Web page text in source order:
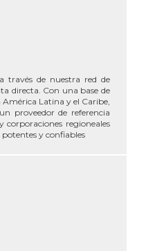
través de nuestra red de
directa. Con una base de
América Latina y el Caribe,
proveedor de referencia
corporaciones regioneales
y confiables